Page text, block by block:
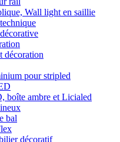
Wall light en saillie
décoration
pour stripled
boîte ambre et Licialed
bal
décoratif